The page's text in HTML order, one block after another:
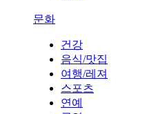
문화
건강
음식/맛집
여행/레져
스포츠
연예